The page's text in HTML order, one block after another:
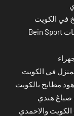
في الكويت
اشتراك بي ان سبورت المنطقة العاشرة باقات Bein Sport
في الكويت
مطابخ بالكويت
صباغ هندي
والاحمدي